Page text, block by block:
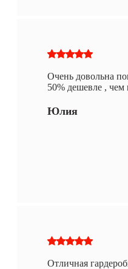
Очень довольна
50% дешевле , чем
Юлия
Отличная